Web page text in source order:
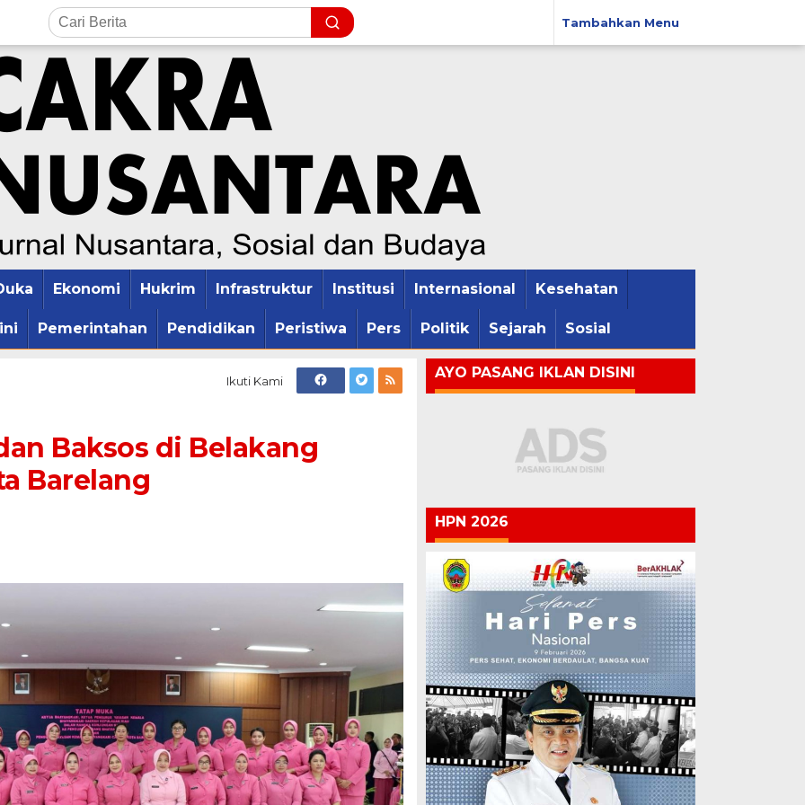
Tambahkan Menu
Ekonomi Hukrim Infrastruktur Institusi Internasional Kesehatan
Pemerintahan Pendidikan Peristiwa Pers Politik Sejarah Sosial
Ikuti Kami
Baksos di Belakang
Barelang
AYO PASANG IKLAN DISINI
HPN 2026